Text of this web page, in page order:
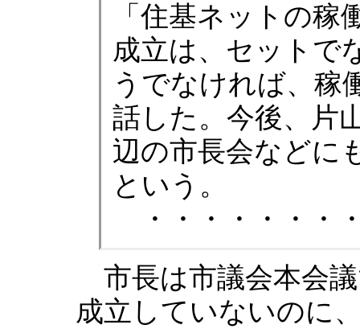
「住基ネットの稼
成立は、セットで
うでなければ、稼
話した。今後、片
辺の市長会などに
という。
・・・・・・・
市長は市議会本会
成立していないのに